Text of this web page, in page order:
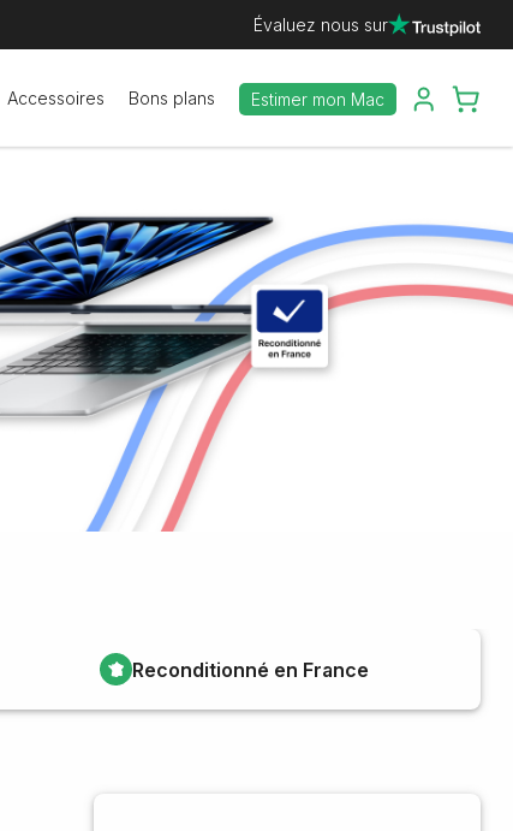
Évaluez nous sur
Accessoires Bons plans Estimer mon Mac
Reconditionné en France